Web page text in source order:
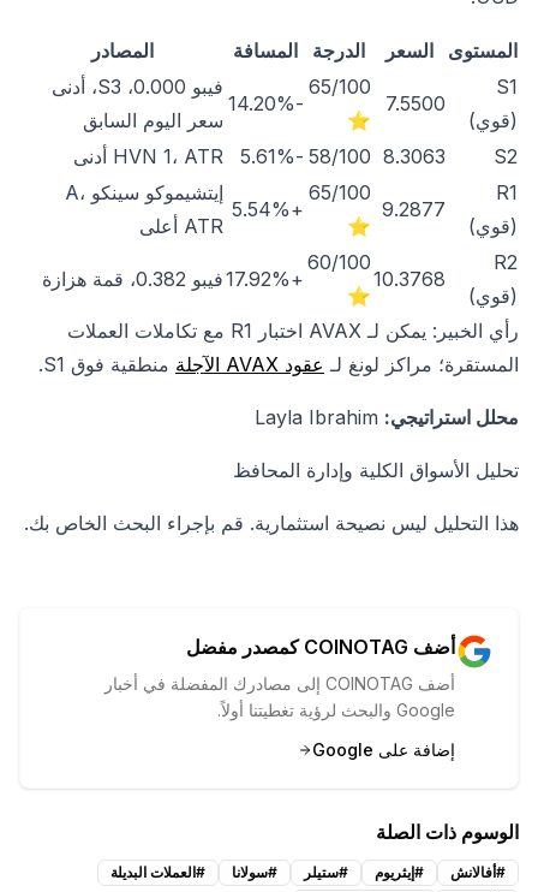
المستوى السعر الدرجة المسافة
المصادر
S1
(قوي)
7.5500
65/100
⭐
-14.20%
فيبو 0.000، S3، أدنى
سعر اليوم السابق
S2
8.3063
58/100
-5.61%
HVN 1، ATR أدنى
R1
(قوي)
9.2877
65/100
⭐
+5.54%
إيتشيموكو سينكو A،
ATR أعلى
R2
(قوي)
10.3768
60/100
⭐
+17.92% فيبو 0.382، قمة هزازة
رأي الخبير: يمكن لـ AVAX اختبار R1 مع تكاملات العملات
المستقرة؛ مراكز لونغ لـ عقود AVAX الآجلة منطقية فوق S1.
محلل استراتيجي:
تحليل الأسواق الكلية وإدارة المحافظ
هذا التحليل ليس نصيحة استثمارية. قم بإجراء البحث الخاص بك.
أضف COINOTAG كمصدر مفضل
أضف COINOTAG إلى مصادرك المفضلة في أخبار
Google والبحث لرؤية تغطيتنا أولاً.
إضافة على Google
الوسوم ذات الصلة
#أفالانش #إيثريوم #ستيلر #سولانا #العملات البديلة